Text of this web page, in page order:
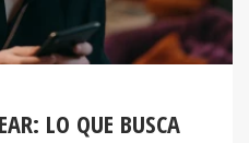
LO QUE BUSCA
LABERINTOS DE